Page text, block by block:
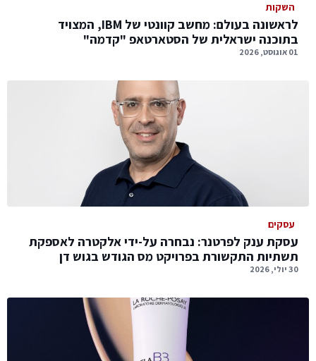
השקות
לראשונה בעולם: מחשב קוונטי של IBM, המצויד
בתוכנה ישראלית של הסטארטאפ "קדמה"
01 אוגוסט, 2026
עסקים
עסקת ענק לפרטנר: נבחרה על-ידי אלקטרה לאספקת
תשתיות התקשורת בפרויקט מס הגודש בגוש דן
30 יולי, 2026